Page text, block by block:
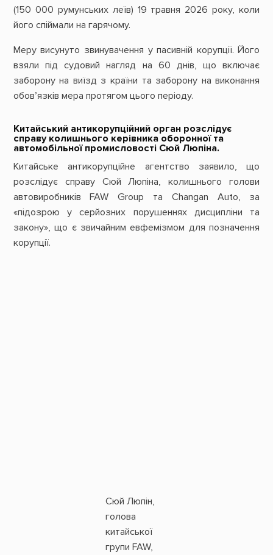
(150 000 румунських леїв) 19 травня 2026 року, коли
його спіймали на гарячому.
Меру висунуто звинувачення у пасивній корупції. Його
взяли під судовий нагляд на 60 днів, що включає
заборону на виїзд з країни та заборону на виконання
обов’язків мера протягом цього періоду.
Китайський антикорупційний орган розслідує
справу колишнього керівника оборонної та
автомобільної промисловості Сюй Люпіна.
Китайське антикорупційне агентство заявило, що
розслідує справу Сюй Люпіна, колишнього голови
автовиробників FAW Group та Changan Auto, за
«підозрою у серйозних порушеннях дисципліни та
закону», що є звичайним евфемізмом для позначення
корупції.
Сюй Люпін,
голова
китайської
групи FAW,